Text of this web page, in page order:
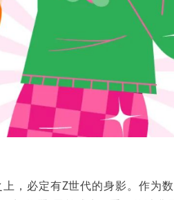
，必定有Z世代的身影。作为